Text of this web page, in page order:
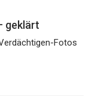
geklärt
Fotos